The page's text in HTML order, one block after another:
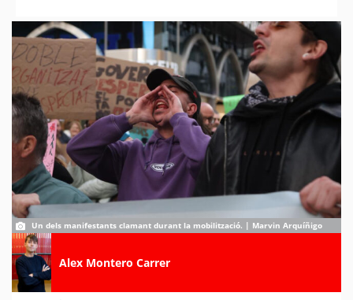
Un dels manifestants clamant durant la mobilització. | Marvin Arquíñigo
Alex Montero Carrer